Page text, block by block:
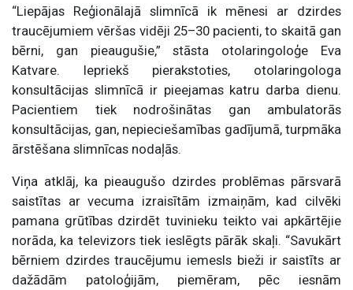
“Liepājas Reģionālajā slimnīcā ik mēnesi ar dzirdes
traucējumiem vēršas vidēji 25–30 pacienti, to skaitā gan
bērni, gan pieaugušie,” stāsta otolaringoloģe Eva
Katvare. Iepriekš pierakstoties, otolaringologa
konsultācijas slimnīcā ir pieejamas katru darba dienu.
Pacientiem tiek nodrošinātas gan ambulatorās
konsultācijas, gan, nepieciešamības gadījumā, turpmāka
ārstēšana slimnīcas nodaļās.
Viņa atklāj, ka pieaugušo dzirdes problēmas pārsvarā
saistītas ar vecuma izraisītām izmaiņām, kad cilvēki
pamana grūtības dzirdēt tuvinieku teikto vai apkārtējie
norāda, ka televizors tiek ieslēgts pārāk skaļi. “Savukārt
bērniem dzirdes traucējumu iemesls bieži ir saistīts ar
dažādām patoloģijām, piemēram, pēc iesnām